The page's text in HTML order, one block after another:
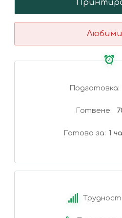
Любими
Подготовка
Готвене
Готово за 1
Трудност: